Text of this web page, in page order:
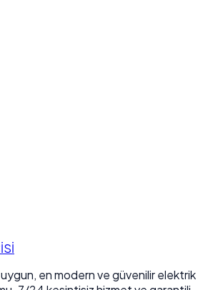
en modern ve güvenilir elektrik